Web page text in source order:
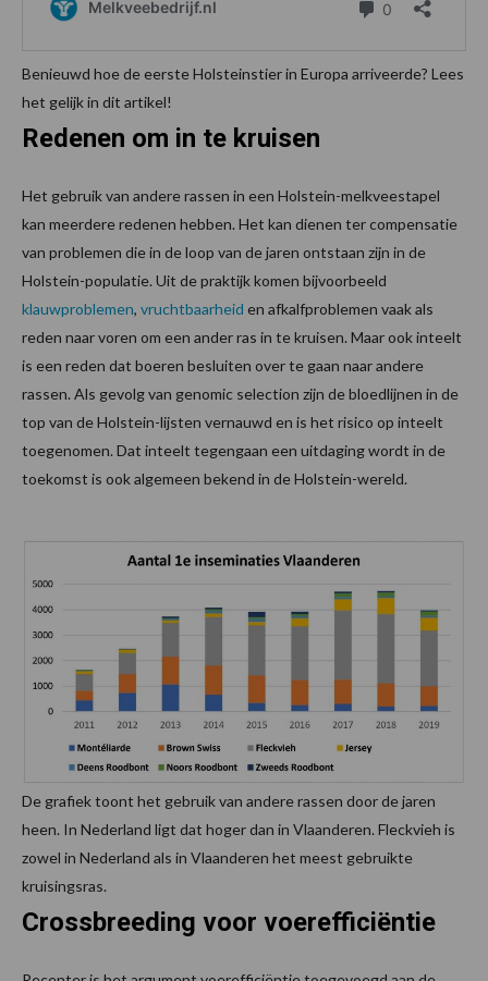
Benieuwd hoe de eerste Holsteinstier in Europa arriveerde? Lees
het gelijk in dit artikel!
Redenen om in te kruisen
Het gebruik van andere rassen in een Holstein-melkveestapel
kan meerdere redenen hebben. Het kan dienen ter compensatie
van problemen die in de loop van de jaren ontstaan zijn in de
Holstein-populatie. Uit de praktijk komen bijvoorbeeld
klauwproblemen, vruchtbaarheid en afkalfproblemen vaak als
reden naar voren om een ander ras in te kruisen. Maar ook inteelt
is een reden dat boeren besluiten over te gaan naar andere
rassen. Als gevolg van genomic selection zijn de bloedlijnen in de
top van de Holstein-lijsten vernauwd en is het risico op inteelt
toegenomen. Dat inteelt tegengaan een uitdaging wordt in de
toekomst is ook algemeen bekend in de Holstein-wereld.
De grafiek toont het gebruik van andere rassen door de jaren
heen. In Nederland ligt dat hoger dan in Vlaanderen. Fleckvieh is
zowel in Nederland als in Vlaanderen het meest gebruikte
kruisingsras.
Crossbreeding voor voerefficiëntie